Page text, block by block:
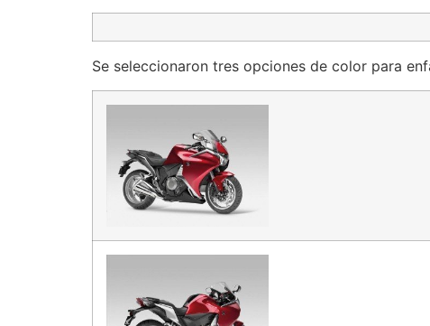
Se seleccionaron tres opciones de color para